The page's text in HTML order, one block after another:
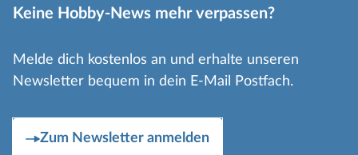
Keine Hobby-News mehr verpassen?
Melde dich kostenlos an und erhalte unseren
Newsletter bequem in dein E-Mail Postfach.
Zum Newsletter anmelden